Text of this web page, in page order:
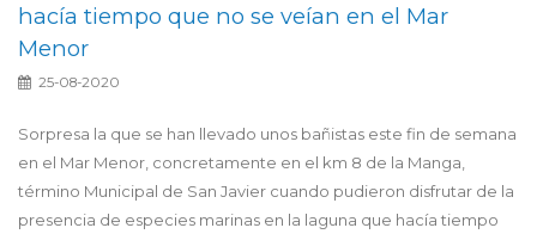
hacía tiempo que no se veían en el Mar
Menor
25-08-2020
Sorpresa la que se han llevado unos bañistas este fin de semana
en el Mar Menor, concretamente en el km 8 de la Manga,
término Municipal de San Javier cuando pudieron disfrutar de la
presencia de especies marinas en la laguna que hacía tiempo